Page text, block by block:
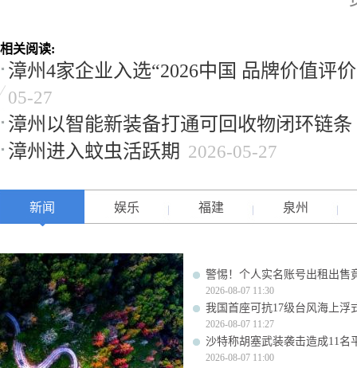
相关阅读:
漳州4家企业入选“2026中国 品牌价值评
05-27
漳州以智能新装备打通可回收物闭环链条
漳州进入蚊虫活跃期 2026-05-27
新闻 娱乐 福建 泉州
警惕！个人实名账号出租出售
2026-08-07 11:30
我国首座可抗17级台风海上浮
2026-08-07 11:27
沙特称胡塞武装袭击造成11名
2026-08-07 11:00